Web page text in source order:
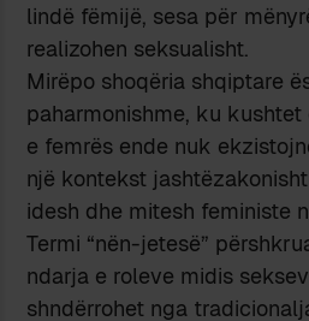
lindë fëmijë, sesa për
realizohen seksualisht.
Mirëpo shoqëria shqiptare
paharmonishme, ku
e femrës ende nuk
një kontekst
idesh dhe mitesh feministe
Termi “nën-jetesë”
ndarja e roleve midis
shndërrohet nga